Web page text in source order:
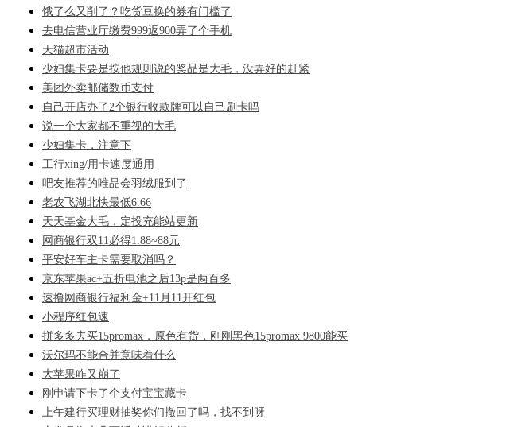
饿了么又削了？吃货豆换的券有门槛了
去电信营业厅缴费999返900弄了个手机
天猫超市活动
少妇集卡要是按他规则说的奖品是大毛，没弄好的赶紧
美团外卖邮储数币支付
自己开店办了2个银行收款牌可以自己刷卡吗
说一个大家都不重视的大毛
少妇集卡，注意下
工行xing/用卡速度通用
吧友推荐的唯品会羽绒服到了
老农飞湖北快最低6.66
天天基金大毛，定投充能站更新
网商银行双11必得1.88~88元
平安好车主卡需要取消吗？
京东苹果ac+五折电池之后13p是两百多
速撸网商银行福利金+11月11开红包
小程序红包速
拼多多去买15promax，原色有货，刚刚黑色15promax 9800能买
沃尔玛不能合并意味着什么
大苹果咋又崩了
刚申请下卡了个支付宝宝藏卡
上午建行买理财抽奖你们撤回了吗，找不到呀